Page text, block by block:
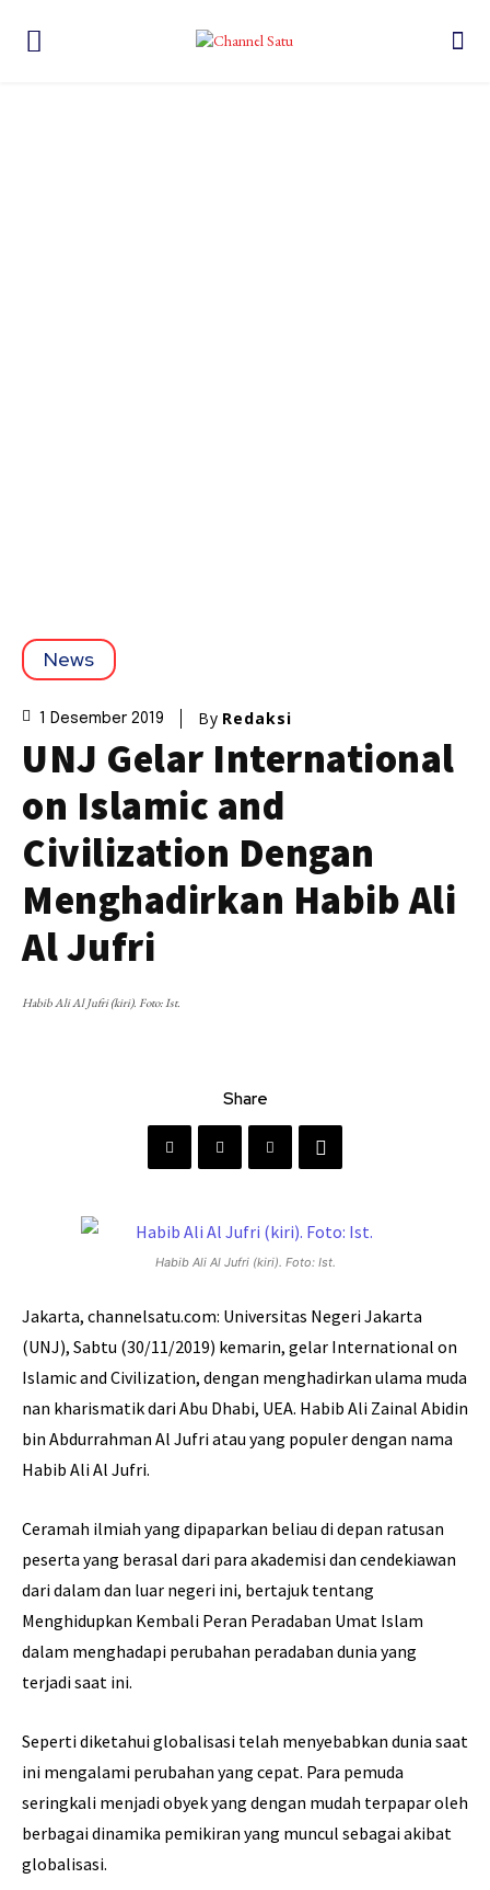
News
1 Desember 2019 By Redaksi
UNJ Gelar International
on Islamic and
Civilization Dengan
Menghadirkan Habib Ali
Al Jufri
Habib Ali Al Jufri (kiri). Foto: Ist.
Share
Habib Ali Al Jufri (kiri). Foto: Ist.
Jakarta, channelsatu.com: Universitas Negeri Jakarta
(UNJ), Sabtu (30/11/2019) kemarin, gelar International on
Islamic and Civilization, dengan menghadirkan ulama muda
nan kharismatik dari Abu Dhabi, UEA. Habib Ali Zainal Abidin
bin Abdurrahman Al Jufri atau yang populer dengan nama
Habib Ali Al Jufri.
Ceramah ilmiah yang dipaparkan beliau di depan ratusan
peserta yang berasal dari para akademisi dan cendekiawan
dari dalam dan luar negeri ini, bertajuk tentang
Menghidupkan Kembali Peran Peradaban Umat Islam
dalam menghadapi perubahan peradaban dunia yang
terjadi saat ini.
Seperti diketahui globalisasi telah menyebabkan dunia saat
ini mengalami perubahan yang cepat. Para pemuda
seringkali menjadi obyek yang dengan mudah terpapar oleh
berbagai dinamika pemikiran yang muncul sebagai akibat
globalisasi.